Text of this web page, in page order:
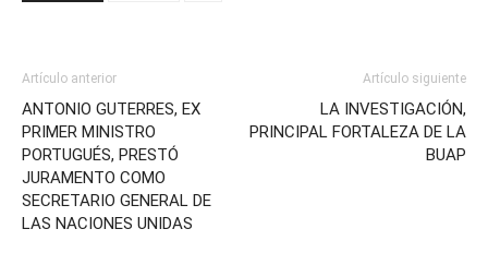
Artículo anterior
ANTONIO GUTERRES, EX
PRIMER MINISTRO
PORTUGUÉS, PRESTÓ
JURAMENTO COMO
SECRETARIO GENERAL DE
LAS NACIONES UNIDAS
Artículo siguiente
LA INVESTIGACIÓN,
PRINCIPAL FORTALEZA DE LA
BUAP